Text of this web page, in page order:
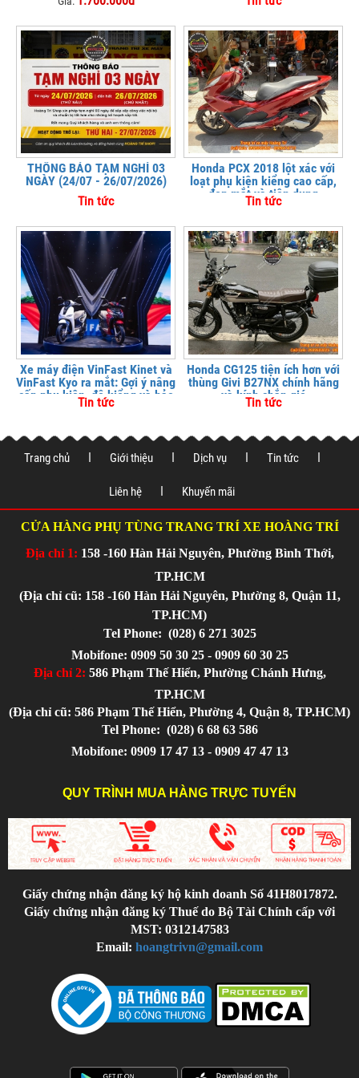
THÔNG BÁO TẠM NGHỈ 03
NGÀY (24/07 - 26/07/2026)
Tin tức
Honda PCX 2018 lột xác với
loạt phụ kiện kiểng cao cấp,
đẹp mắt và tiện dụng
Tin tức
Xe máy điện VinFast Kinet và
VinFast Kyo ra mắt: Gợi ý nâng
cấp phụ kiện, độ kiểng và bảo
vệ xe tại
Tin tức
Honda CG125 tiện ích hơn với
thùng Givi B27NX chính hãng
và kính chắn gió
Tin tức
Trang chủ Giới thiệu Dịch vụ Tin tức
Liên hệ Khuyến mãi
CỬA HÀNG PHỤ TÙNG TRANG TRÍ XE HOÀNG TRÍ
Địa chỉ 1: 158 -160 Hàn Hải Nguyên, Phường Bình Thới,
TP.HCM
(Địa chỉ cũ: 158 -160 Hàn Hải Nguyên, Phường 8, Quận 11,
TP.HCM)
Tel Phone: (028) 6 271 3025
Mobifone: 0909 50 30 25 - 0909 60 30 25
Địa chỉ 2: 586 Phạm Thế Hiển, Phường Chánh Hưng,
TP.HCM
(Địa chỉ cũ: 586 Phạm Thế Hiển, Phường 4, Quận 8, TP.HCM)
Tel Phone: (028) 6 68 63 586
Mobifone: 0909 17 47 13 - 0909 47 47 13
QUY TRÌNH MUA HÀNG TRỰC TUYẾN
Giấy chứng nhận đăng ký hộ kinh doanh Số 41H8017872.
Giấy chứng nhận đăng ký Thuế do Bộ Tài Chính cấp với
MST: 0312147583
Email: hoangtrivn@gmail.com